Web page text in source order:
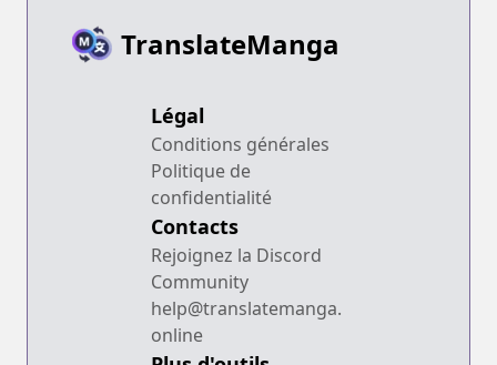
TranslateManga
Légal
Conditions générales
Politique de
confidentialité
Contacts
Rejoignez la Discord
Community
help@translatemanga.
online